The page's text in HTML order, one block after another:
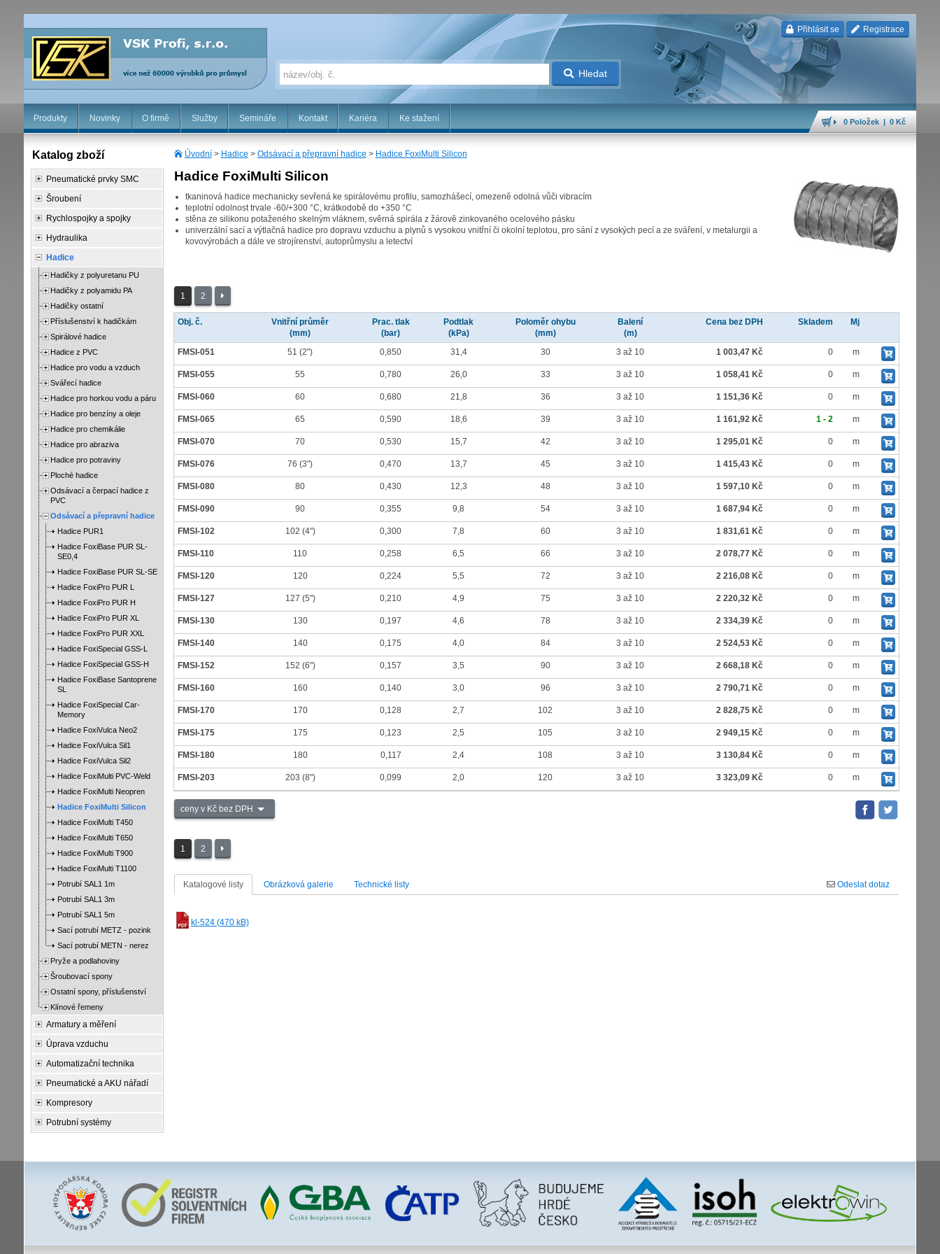
Přihlásit se Registrace
Hledat
Produkty Novinky O firmě Služby Semináře Kontakt Kariéra Ke stažení 0 Položek | 0 Kč
Úvodní> Hadice > Odsávací a přepravní hadice > Hadice FoxiMulti Silicon
Hadice FoxiMulti Silicon
tkaninová hadice mechanicky sevřená ke spirálovému profilu, samozhášecí, omezeně odolná vůči vibracím
teplotní odolnost trvale -60/+300 °C, krátkodobě do +350 °C
stěna ze silikonu potaženého skelným vláknem, svěrná spirála z žárově zinkovaného ocelového pásku
univerzální sací a výtlačná hadice pro dopravu vzduchu a plynů s vysokou vnitřní či okolní teplotou, pro sání z vysokých pecí a ze sváření, v metalurgii a
kovovýrobách a dále ve strojírenství, autoprůmyslu a letectví
1 2
Obj. č.
Vnitřní průměr
(mm)
Prac. tlak
(bar)
Podtlak
(kPa)
Poloměr ohybu
(mm)
Balení
(m)
Cena bez DPH Skladem Mj
FMSI-051 51 (2") 0,850 31,4 30 3 až 10 1 003,47 Kč 0 m
FMSI-055 55 0,780 26,0 33 3 až 10 1 058,41 Kč 0 m
FMSI-060 60 0,680 21,8 36 3 až 10 1 151,36 Kč 0 m
FMSI-065 65 0,590 18,6 39 3 až 10 1 161,92 Kč 1 - 2 m
FMSI-070 70 0,530 15,7 42 3 až 10 1 295,01 Kč 0 m
FMSI-076 76 (3") 0,470 13,7 45 3 až 10 1 415,43 Kč 0 m
FMSI-080 80 0,430 12,3 48 3 až 10 1 597,10 Kč 0 m
FMSI-090 90 0,355 9,8 54 3 až 10 1 687,94 Kč 0 m
FMSI-102 102 (4") 0,300 7,8 60 3 až 10 1 831,61 Kč 0 m
FMSI-110 110 0,258 6,5 66 3 až 10 2 078,77 Kč 0 m
FMSI-120 120 0,224 5,5 72 3 až 10 2 216,08 Kč 0 m
FMSI-127 127 (5") 0,210 4,9 75 3 až 10 2 220,32 Kč 0 m
FMSI-130 130 0,197 4,6 78 3 až 10 2 334,39 Kč 0 m
FMSI-140 140 0,175 4,0 84 3 až 10 2 524,53 Kč 0 m
FMSI-152 152 (6") 0,157 3,5 90 3 až 10 2 668,18 Kč 0 m
FMSI-160 160 0,140 3,0 96 3 až 10 2 790,71 Kč 0 m
FMSI-170 170 0,128 2,7 102 3 až 10 2 828,75 Kč 0 m
FMSI-175 175 0,123 2,5 105 3 až 10 2 949,15 Kč 0 m
FMSI-180 180 0,117 2,4 108 3 až 10 3 130,84 Kč 0 m
FMSI-203 203 (8") 0,099 2,0 120 3 až 10 3 323,09 Kč 0 m
ceny v Kč bez DPH
1 2
Katalogové listy Obrázková galerie Technické listy Odeslat dotaz
kl-524 (470 kB)
Katalog zboží
Pneumatické prvky SMC
Šroubení
Rychlospojky a spojky
Hydraulika
Hadice
Hadičky z polyuretanu PU
Hadičky z polyamidu PA
Hadičky ostatní
Příslušenství k hadičkám
Spirálové hadice
Hadice z PVC
Hadice pro vodu a vzduch
Svářecí hadice
Hadice pro horkou vodu a páru
Hadice pro benzíny a oleje
Hadice pro chemikálie
Hadice pro abraziva
Hadice pro potraviny
Ploché hadice
Odsávací a čerpací hadice z
PVC
Odsávací a přepravní hadice
Hadice PUR1
Hadice FoxiBase PUR SL-
SE0,4
Hadice FoxiBase PUR SL-SE
Hadice FoxiPro PUR L
Hadice FoxiPro PUR H
Hadice FoxiPro PUR XL
Hadice FoxiPro PUR XXL
Hadice FoxiSpecial GSS-L
Hadice FoxiSpecial GSS-H
Hadice FoxiBase Santoprene
SL
Hadice FoxiSpecial Car-
Memory
Hadice FoxiVulca Neo2
Hadice FoxiVulca Sil1
Hadice FoxiVulca Sil2
Hadice FoxiMulti PVC-Weld
Hadice FoxiMulti Neopren
Hadice FoxiMulti Silicon
Hadice FoxiMulti T450
Hadice FoxiMulti T650
Hadice FoxiMulti T900
Hadice FoxiMulti T1100
Potrubí SAL1 1m
Potrubí SAL1 3m
Potrubí SAL1 5m
Sací potrubí METZ - pozink
Sací potrubí METN - nerez
Pryže a podlahoviny
Šroubovací spony
Ostatní spony, příslušenství
Klínové řemeny
Armatury a měření
Úprava vzduchu
Automatizační technika
Pneumatické a AKU nářadí
Kompresory
Potrubní systémy